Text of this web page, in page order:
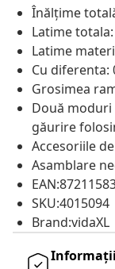
Înălțime
Latime
Latime
Cu diferenta:
Grosimea
Două
găurire
Accesoriile
Asamblare
SKU:4015094
Brand:vidaXL